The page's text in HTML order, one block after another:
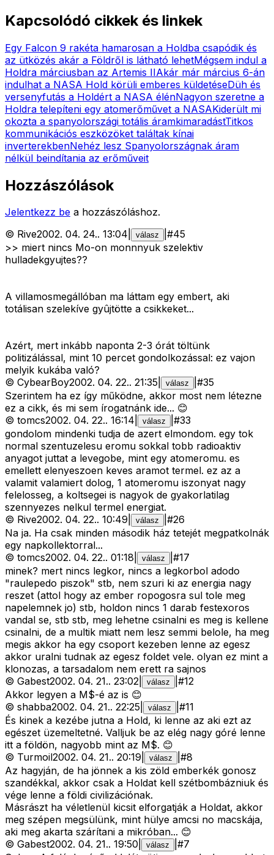
Kapcsolódó cikkek és linkek
Egy Falcon 9 rakéta hamarosan a Holdba csapódik és
az ütközés akár a Földről is látható lehetMégsem indul a
Holdra márciusban az Artemis IIAkár már március 6-án
indulhat a NASA Hold körüli emberes küldetéseDüh és
versenyfutás a Holdért a NASA élénNagyon szeretne a
Holdra telepíteni egy atomerőművet a NASAKiderült mi
okozta a spanyolországi totális áramkimaradástTitkos
kommunikációs eszközöket találtak kínai
inverterekbenNehéz lesz Spanyolországnak áram
nélkül beindítania az erőműveit
Hozzászólások
Jelentkezz be a hozzászóláshoz.
© Rive2002. 04. 24.. 13:04 válasz #45
>> miert nincs Mo-on monnnyuk szelektiv
hulladekgyujtes??
A villamosmegállóban ma láttam egy embert, aki
totálisan szelekíve gyûjtötte a csikkeket...
Azért, mert inkább naponta 2-3 órát töltünk
politizálással, mint 10 percet gondolkozással: ez vajon
melyik kukába való?
© CybearBoy2002. 04. 22.. 21:35 válasz #35
Szerintem ha ez így működne, akkor most nem létezne
ez a cikk, és mi sem írogatnánk ide... 😊
© tomcs2002. 04. 22.. 16:14 válasz #33
gondolom mindenki tudja de azert elmondom. egy tok
normal szentuzelesu eromu sokkal tobb radioaktiv
anyagot juttat a levegobe, mint egy atomeromu. es
emellett elenyeszoen keves aramot termel. ez az a
valamit valamiert dolog, 1 atomeromu iszonyat nagy
felelosseg, a koltsegei is nagyok de gyakorlatilag
szennyezes nelkul termel energiat.
© Rive2002. 04. 22.. 10:49 válasz #26
Na ja. Ha csak minden második ház tetejét megpatkolnák
egy napkollektorral...
© tomcs2002. 04. 22.. 01:18 válasz #17
minek? mert nincs legkor, nincs a legkorbol adodo
"raulepedo piszok" stb, nem szuri ki az energia nagy
reszet (attol hogy az ember ropogosra sul tole meg
napelemnek jo) stb, holdon nincs 1 darab festexoros
vandal se, stb stb, meg lehetne csinalni es meg is kellene
csinalni, de a multik miatt nem lesz semmi belole, ha meg
megis akkor ha egy csoport kezeben lenne az egesz
akkor uralni tudnak az egesz foldet vele. olyan ez mint a
klonozas, a tarsadalom nem erett ra sajnos
© Gabest2002. 04. 21.. 23:02 válasz #12
Akkor legyen a M$-é az is 😊
© shabba2002. 04. 21.. 22:25 válasz #11
És kinek a kezébe jutna a Hold, ki lenne az aki ezt az
egészet üzemeltetné. Valljuk be az elég nagy góré lenne
itt a földön, nagyobb mint az M$. 😊
© Turmoil2002. 04. 21.. 20:19 válasz #8
Az hagyján, de ha jönnek a kis zöld emberkék gonosz
szandékkal, akkor csak a Holdat kell szétbombázniuk és
vége lenne a földi civilizációnak.
Másrászt ha véletlenül kicsit elforgatják a Holdat, akkor
meg szépen megsülünk, mint hülye amcsi no macskája,
aki meg akarta szárítani a mikróban... 😊
© Gabest2002. 04. 21.. 19:50 válasz #7